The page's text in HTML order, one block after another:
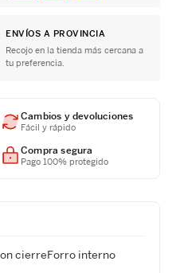
ENVÍOS A PROVINCIA
Recojo en la tienda más cercana a
tu preferencia.
Cambios y devoluciones
Fácil y rápido
Compra segura
Pago 100% protegido
cierreForro interno